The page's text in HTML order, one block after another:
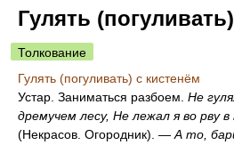
Гулять
Толкование
Гулять (погуливать) с кистенём
Устар. Заниматься разбоем. Не
дремучем лесу, Не лежал я во рву в
(Некрасов. Огородник). — А то,